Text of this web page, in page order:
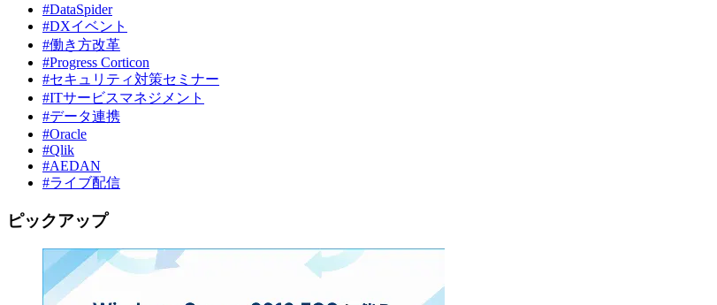
#DataSpider
#DXイベント
#働き方改革
#Progress Corticon
#セキュリティ対策セミナー
#ITサービスマネジメント
#データ連携
#Oracle
#Qlik
#AEDAN
#ライブ配信
ピックアップ